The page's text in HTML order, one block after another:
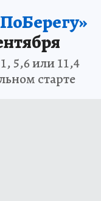
5,6 или 11,4
старте